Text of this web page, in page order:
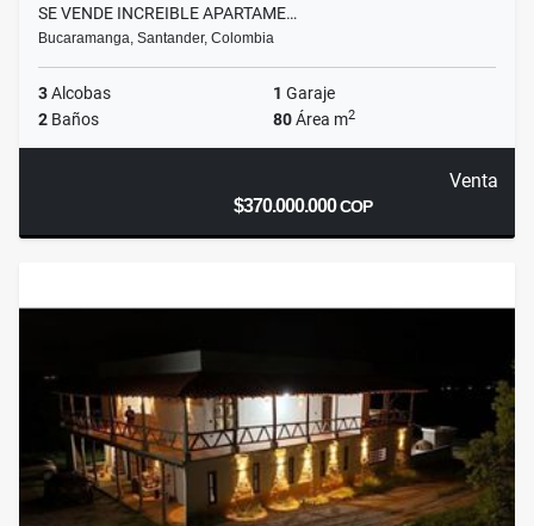
SE VENDE INCREIBLE APARTAME…
Bucaramanga, Santander, Colombia
3Alcobas 1 Garaje
2 Baños 80Área m2
Venta
$370.000.000COP